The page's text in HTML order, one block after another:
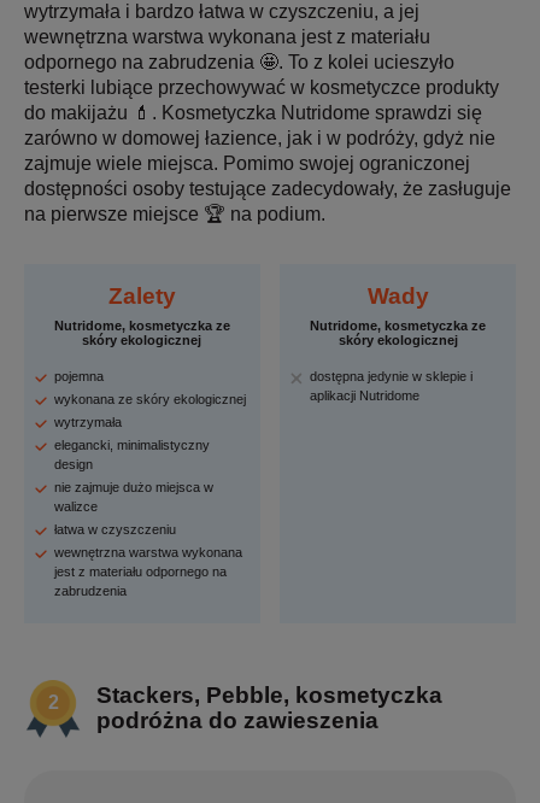
wytrzymała i bardzo łatwa w czyszczeniu, a jej
wewnętrzna warstwa wykonana jest z materiału
odpornego na zabrudzenia 🤩. To z kolei ucieszyło
testerki lubiące przechowywać w kosmetyczce produkty
do makijażu 💄. Kosmetyczka Nutridome sprawdzi się
zarówno w domowej łazience, jak i w podróży, gdyż nie
zajmuje wiele miejsca. Pomimo swojej ograniczonej
dostępności osoby testujące zadecydowały, że zasługuje
na pierwsze miejsce 🏆 na podium.
Zalety
Nutridome, kosmetyczka ze
skóry ekologicznej
pojemna
wykonana ze skóry ekologicznej
wytrzymała
elegancki, minimalistyczny
design
nie zajmuje dużo miejsca w
walizce
łatwa w czyszczeniu
wewnętrzna warstwa wykonana
jest z materiału odpornego na
zabrudzenia
Wady
Nutridome, kosmetyczka ze
skóry ekologicznej
dostępna jedynie w sklepie i
aplikacji Nutridome
Stackers, Pebble, kosmetyczka
podróżna do zawieszenia